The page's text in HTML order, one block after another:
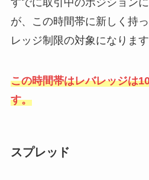
が、この時間帯に新しく持
レッジ制限の対象になります
この時間帯はレバレッジは
す。
スプレッド